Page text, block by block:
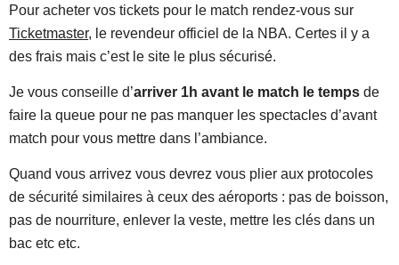
Pour acheter vos tickets pour le match rendez-vous sur
Ticketmaster, le revendeur officiel de la NBA. Certes il y a
des frais mais c’est le site le plus sécurisé.
Je vous conseille d’arriver 1h avant le match le temps de
faire la queue pour ne pas manquer les spectacles d’avant
match pour vous mettre dans l’ambiance.
Quand vous arrivez vous devrez vous plier aux protocoles
de sécurité similaires à ceux des aéroports : pas de boisson,
pas de nourriture, enlever la veste, mettre les clés dans un
bac etc etc.